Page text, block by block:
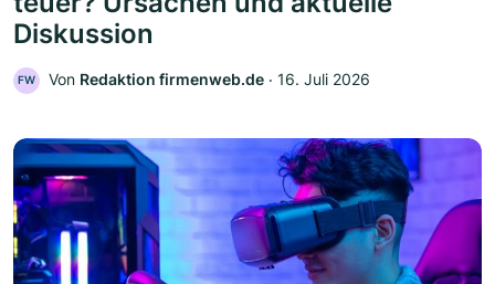
Diskussion
FW Von Redaktion firmenweb.de ‧ 16. Juli 2026